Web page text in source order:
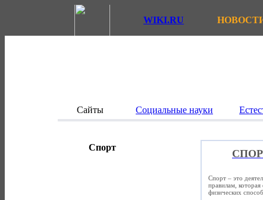
WIKI.RU
Сайты Социальные науки
Спорт
Спорт – это
правилам, которая
физических